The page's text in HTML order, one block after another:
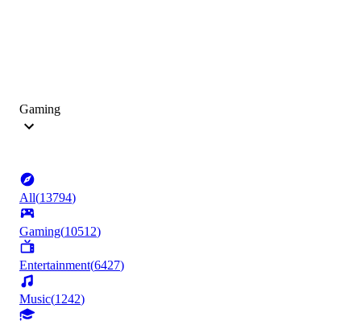
Gaming
All(13794)
Gaming(10512)
Entertainment(6427)
Music(1242)